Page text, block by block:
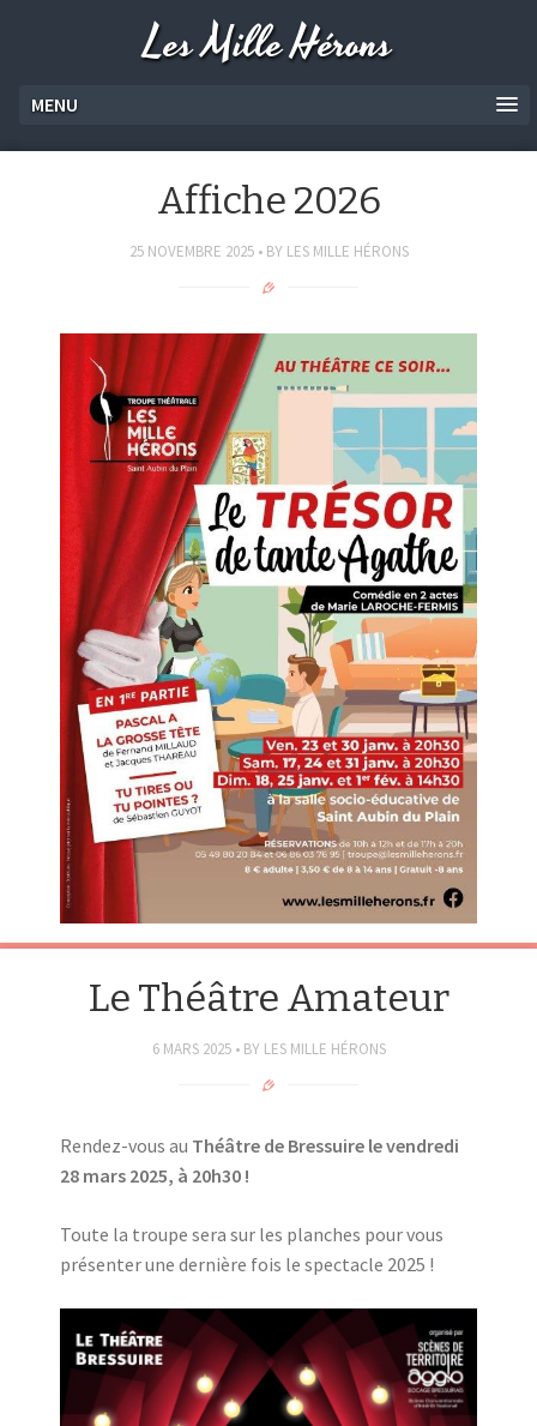
Les Mille Hérons
MENU
Affiche 2026
25 NOVEMBRE 2025 BY LES MILLE HÉRONS
Le Théâtre Amateur
6 MARS 2025 BY LES MILLE HÉRONS
Rendez-vous au Théâtre de Bressuire le vendredi
28 mars 2025, à 20h30 !
Toute la troupe sera sur les planches pour vous
présenter une dernière fois le spectacle 2025 !